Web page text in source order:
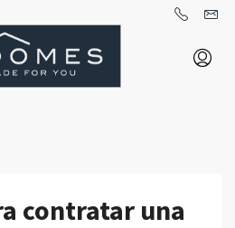
contratar una